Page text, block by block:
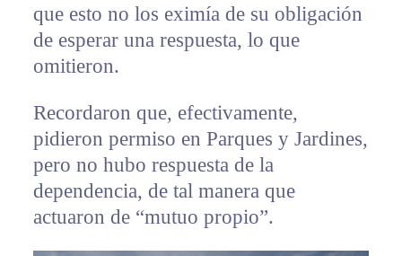
que esto no los eximía de su obligación
de esperar una respuesta, lo que
omitieron.
Recordaron que, efectivamente,
pidieron permiso en Parques y Jardines,
pero no hubo respuesta de la
dependencia, de tal manera que
actuaron de “mutuo propio”.